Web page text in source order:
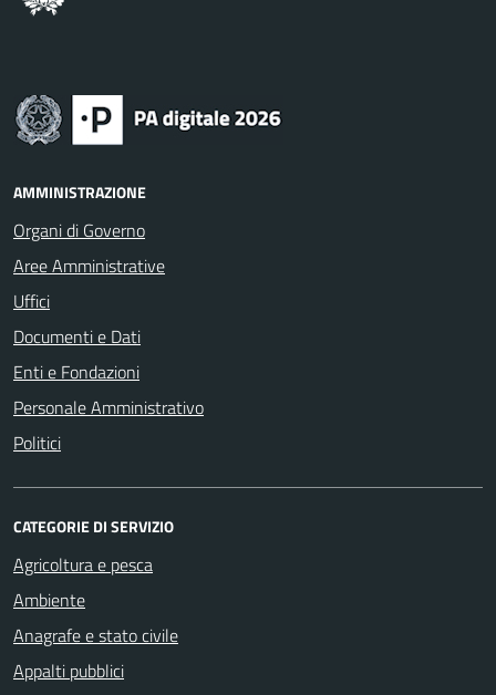
AMMINISTRAZIONE
Organi di Governo
Aree Amministrative
Uffici
Documenti e Dati
Enti e Fondazioni
Personale Amministrativo
Politici
CATEGORIE DI SERVIZIO
Agricoltura e pesca
Ambiente
Anagrafe e stato civile
Appalti pubblici